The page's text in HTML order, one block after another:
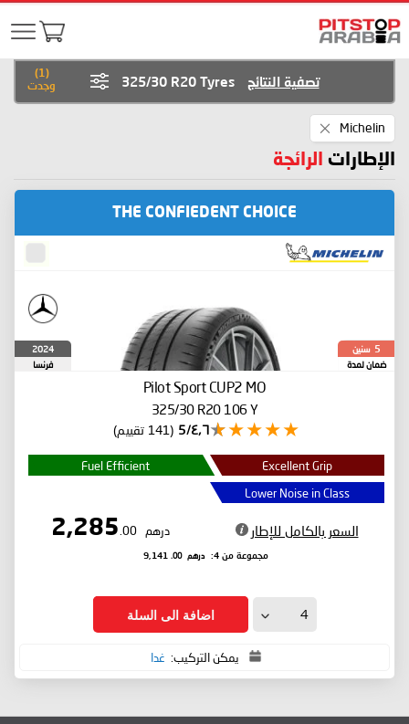
(
1
)
وجدت
تصفية النتائج 325/30 R20 Tyres
Michelin
This
Item الإطارات الرائجة
THE CONFIEDENT CHOICE
5 سنين
ضمان لمدة
2024
فرنسا
Pilot Sport CUP2 MO
325/30 R20 106 Y
٤٫٦/5 (141 تقييم)
Excellent Grip
Fuel Efficient
Lower Noise in Class
السعر بالكامل للإطار درهم 2,285
.00
مجموعة من 4: درهم 9,141
.00
اضافة الى السلة
يمكن التركيب: غدا